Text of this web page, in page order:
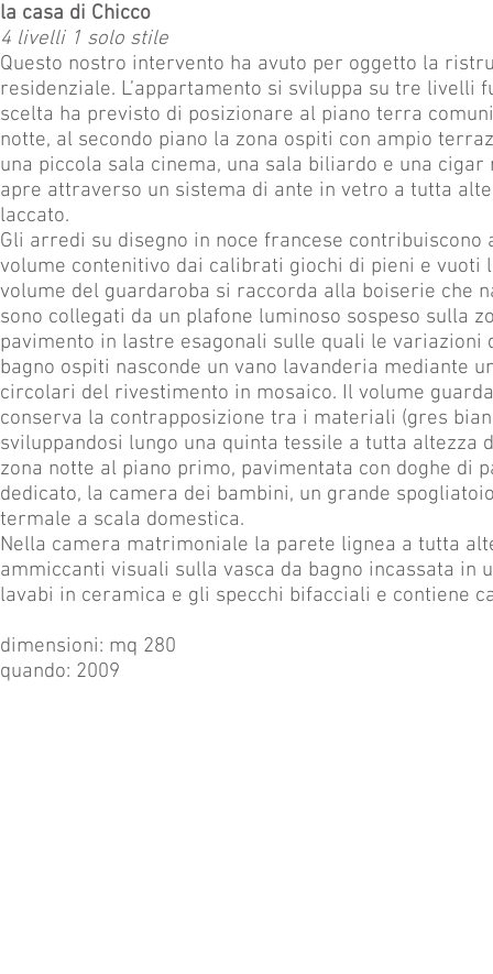
la casa di Chicco
4 livelli 1 solo stile
Questo nostro intervento ha avuto per oggetto la
residenziale. L’appartamento si sviluppa su tre
scelta ha previsto di posizionare al piano terra
notte, al secondo piano la zona ospiti con ampio
una piccola sala cinema, una sala biliardo e una
apre attraverso un sistema di ante in vetro a tutta
laccato.
Gli arredi su disegno in noce francese
volume contenitivo dai calibrati giochi di pieni e
volume del guardaroba si raccorda alla boiserie che
sono collegati da un plafone luminoso sospeso sulla
pavimento in lastre esagonali sulle quali le
bagno ospiti nasconde un vano lavanderia mediante
circolari del rivestimento in mosaico. Il volume
conserva la contrapposizione tra i materiali (gres
sviluppandosi lungo una quinta tessile a tutta
zona notte al piano primo, pavimentata con doghe
dedicato, la camera dei bambini, un grande
termale a scala domestica.
Nella camera matrimoniale la parete lignea a tutta
ammiccanti visuali sulla vasca da bagno incassata in
lavabi in ceramica e gli specchi bifacciali e contiene
dimensioni: mq 280
quando: 2009